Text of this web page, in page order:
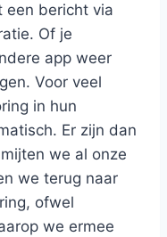
een bericht via
Of je
app weer
Voor veel
in hun
Er zijn dan
we al onze
we terug naar
ofwel
we ermee